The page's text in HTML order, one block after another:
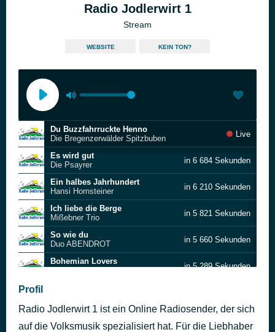
Radio Jodlerwirt 1
Stream
WEBSITE KEIN TON?
Du Buzzfahrruckte Henno
Die Bregenzerwälder Spitzbuben
Live
Es wird gut
Die Psayrer
in 6 684 Sekunden
Ein halbes Jahrhundert
Hansi Hornsteiner
in 6 210 Sekunden
Ich liebe die Berge
Mißebner Trio
in 5 821 Sekunden
So wie du
Duo ABENDROT
in 5 660 Sekunden
Bohemian Lovers
in 5 289 Sekunden
Lago Maggiore
Amigos
Profil
Radio Jodlerwirt 1 ist ein Online Radiosender, der sich
auf die Volksmusik spezialisiert hat. Für die Liebhaber